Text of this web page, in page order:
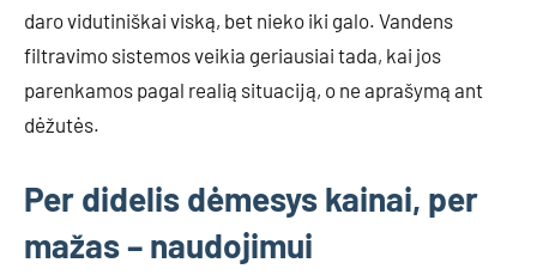
daro vidutiniškai viską, bet nieko iki galo. Vandens
filtravimo sistemos veikia geriausiai tada, kai jos
parenkamos pagal realią situaciją, o ne aprašymą ant
dėžutės.
Per didelis dėmesys kainai, per
mažas – naudojimui